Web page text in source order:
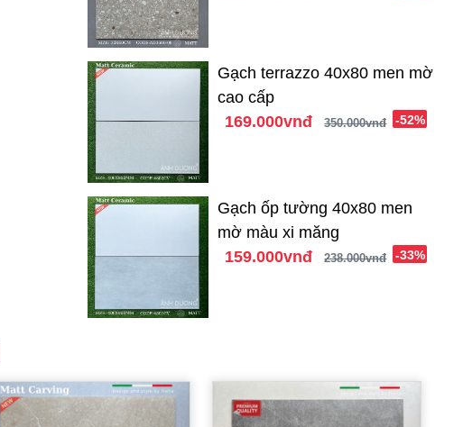
Gạch terrazzo 40x80 men mờ
cao cấp
169.000vnđ
350.000vnđ -52%
Gạch ốp tường 40x80 men
mờ màu xi măng
159.000vnđ
238.000vnđ -33%